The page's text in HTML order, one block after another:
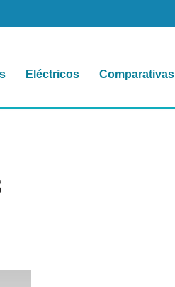
Eléctricos Comparativas